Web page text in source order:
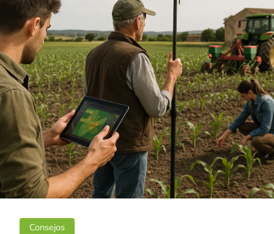
Consejos